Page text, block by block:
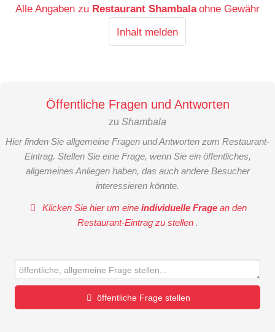
Alle Angaben zu Restaurant Shambala ohne Gewähr
Inhalt melden
Öffentliche Fragen und Antworten
zu Shambala
Hier finden Sie allgemeine Fragen und Antworten zum Restaurant-
Eintrag. Stellen Sie eine Frage, wenn Sie ein öffentliches,
allgemeines Anliegen haben, das auch andere Besucher
interessieren könnte.
Klicken Sie hier um eineindividuelle Frage an den
Restaurant-Eintrag zu stellen .
öffentliche Frage stellen